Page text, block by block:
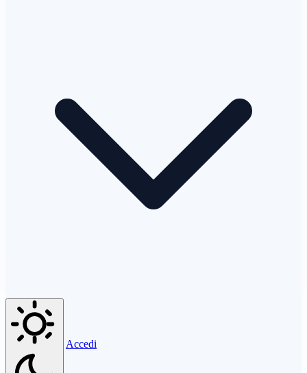
Accedi